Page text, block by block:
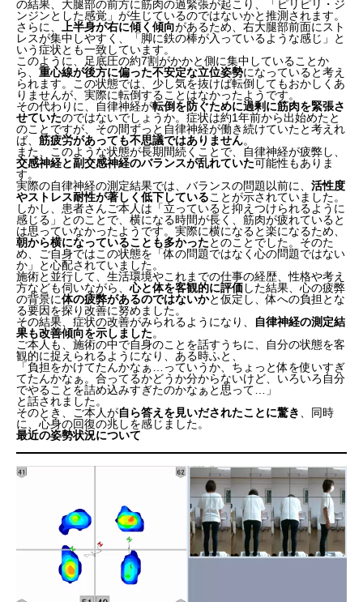
の結果、大腿部の前方に筋肉の過緊張が起こり、「ピリピリ・ジ
ンジンとした感覚」が生じているのではないかと推測されます。
さらに、
上半身が右に傾く傾向があるため、右大腿部前面にスト
レスが集中しやすく、「脚に鉄の棒が入っているような感じ」と
いう症状とも一致しています。
このように、足底圧の約7割がかかと側に集中していることか
ら、 重心線が後方に偏った不安定な立位姿勢になっていると考え
られます。この状態では、少し気を抜けば転倒してもおかしくあ
りませんが、実際に転倒することはなかったようです。
その代わりに、自律神経が転倒を防ぐために過剰に筋肉を緊張さ
せていたのではないでしょうか。症状は約1年前から出始めたと
のことですが、その間ずっと自律神経が働き続けていたと考えれ
ば、 筋疲労があっても不思議ではありません。
また、このような状態が長期間続くことで、自律神経が疲弊し、
交感神経と副交感神経のバランスが乱れていた可能性もありま
す。
実際の自律神経の測定結果では、バランスの問題以前に、 活性度
やストレス耐性が著しく低下していることが示されていました。
しかし、患者さんご本人は「立っていると抑えつけられるように
感じる」とのことで、横になる時間が長く、筋肉が疲れていると
は思っていなかったようです。実際に横になると楽になるため、
朝から横になっていることも多かったとのことでした。そのた
め、ご自身ではこの状態を「体の問題ではなく心の問題ではない
か」と心配されていました。
施術と並行して、生活環境やこれまでの仕事の経歴、性格や考え
方なども伺いながら、 心と体を客観的に評価した結果、心の疲弊
の背景に体の疲弊があるのではないかと仮定し、体への負担とな
る要因を探り改善に努めました。
その結果、症状の改善がみられるようになり、
自律神経の測定結
果も改善傾向を示しました。
ご本人も、施術の中で自身のことを話すうちに、自分の状態を客
観的に捉えられるようになり、ある時ふと、
「負担をかけてたんかなぁ…っていうか、ちょっと体を使いすぎ
てたんかなぁ。合ってるかどうか分からないけど、いろいろ自分
でやることを詰め込みすぎたのかなぁと思って…」
と話されました。
そのとき、ご本人が自ら答えを見いだされたことに驚き
、同時
に、心身の回復の兆しを感じました。
最近の姿勢状況について
初診時の症状
ご本人の感想
初診時の姿勢状況について
最近の姿勢状況について